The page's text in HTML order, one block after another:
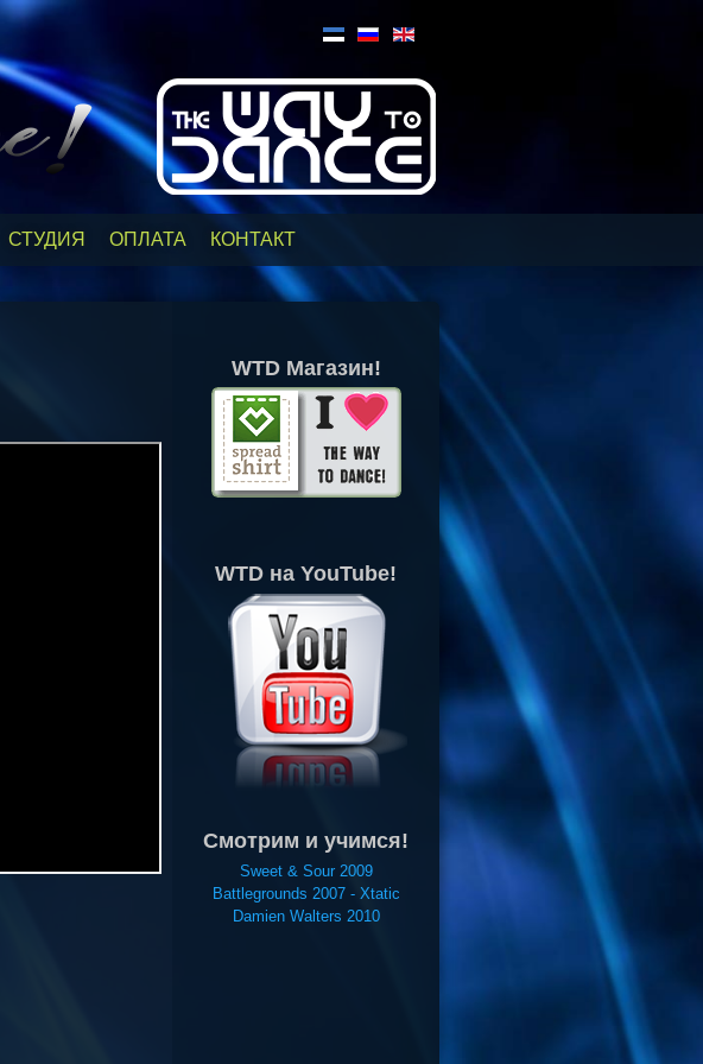
СТУДИЯ ОПЛАТА КОНТАКТ
WTD Магазин!
WTD на YouTube!
Смотрим и учимся!
Sweet & Sour 2009
Battlegrounds 2007 - Xtatic
Damien Walters 2010